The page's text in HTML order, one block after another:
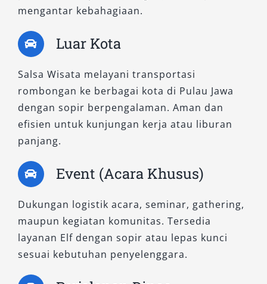
mengantar kebahagiaan.
Luar Kota
Salsa Wisata melayani transportasi
rombongan ke berbagai kota di Pulau Jawa
dengan sopir berpengalaman. Aman dan
efisien untuk kunjungan kerja atau liburan
panjang.
Event (Acara Khusus)
Dukungan logistik acara, seminar, gathering,
maupun kegiatan komunitas. Tersedia
layanan Elf dengan sopir atau lepas kunci
sesuai kebutuhan penyelenggara.